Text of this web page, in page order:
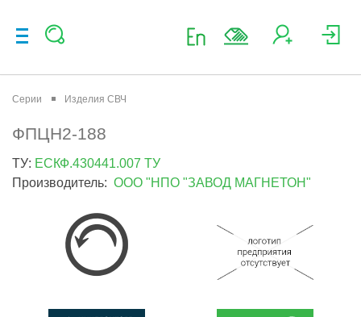
Серии Изделия СВЧ
ФПЦН2-188
ТУ: ЕСКФ.430441.007 ТУ
Производитель: ООО "НПО "ЗАВОД МАГНЕТОН"